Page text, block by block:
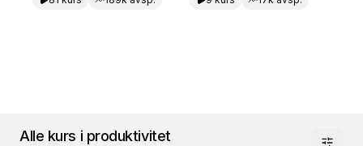
Alle kurs i produktivitet